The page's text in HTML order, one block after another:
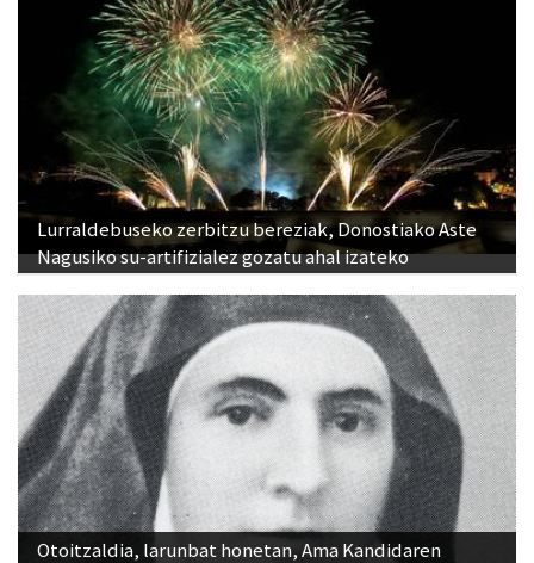
Lurraldebuseko zerbitzu bereziak, Donostiako Aste
Nagusiko su-artifizialez gozatu ahal izateko
Otoitzaldia, larunbat honetan, Ama Kandidaren